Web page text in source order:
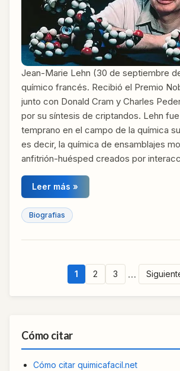
Jean-Marie Lehn (30 de septiembre
químico francés. Recibió el Premio
junto con Donald Cram y Charles
por su síntesis de criptandos. Lehn
temprano en el campo de la química
es decir, la química de ensamblajes
anfitrión-huésped creados por
Leer más »
Biografias
1 2 3 …
Cómo citar
Cómo citar quimicafacil.net